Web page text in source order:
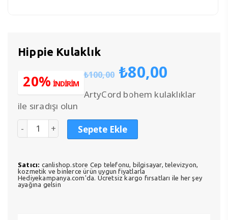
Hippie Kulaklık
₺100,00 Orijinal
fiyat:
₺100,00.
₺80,00
fiyat:
₺80,00.
20% İNDİRİM
ArtyCord bohem kulaklıklar
ile sıradışı olun
Sepete Ekle
Satıcı: canlishop.store Cep telefonu, bilgisayar, televizyon,
kozmetik ve binlerce ürün uygun fiyatlarla
Hediyekampanya.com'da. Ücretsiz kargo fırsatları ile her şey
ayağına gelsin